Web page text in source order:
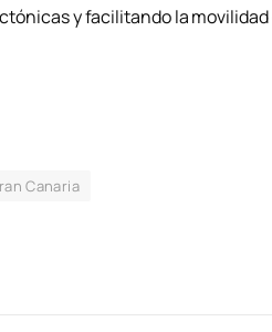
y facilitando la movilidad
Canaria